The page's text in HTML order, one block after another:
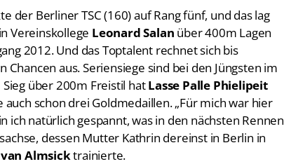
der Berliner TSC (160) auf Rang fünf, und das lag
Vereinskollege Leonard Salan über 400m Lagen
2012. Und das Toptalent rechnet sich bis
aus. Seriensiege sind bei den Jüngsten im
über 200m Freistil hatLasse Palle Phielipeit
schon drei Goldmedaillen. „Für mich war hier
ich natürlich gespannt, was in den nächsten Rennen
dessen Mutter Kathrin dereinst in Berlin in
Almsicktrainierte.